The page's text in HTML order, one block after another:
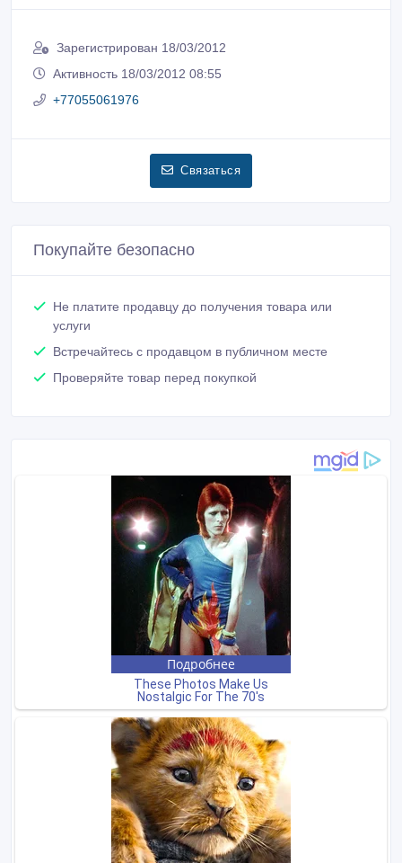
Зарегистрирован 18/03/2012
Активность 18/03/2012 08:55
+77055061976
Связаться
Покупайте безопасно
Не платите продавцу до получения товара или
услуги
Встречайтесь с продавцом в публичном месте
Проверяйте товар перед покупкой